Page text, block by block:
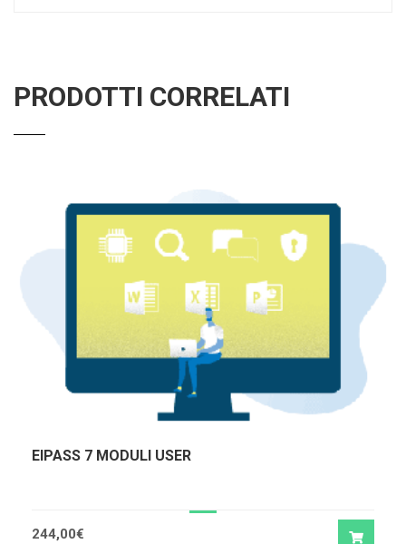
PRODOTTI CORRELATI
EIPASS 7 MODULI USER
244,00€